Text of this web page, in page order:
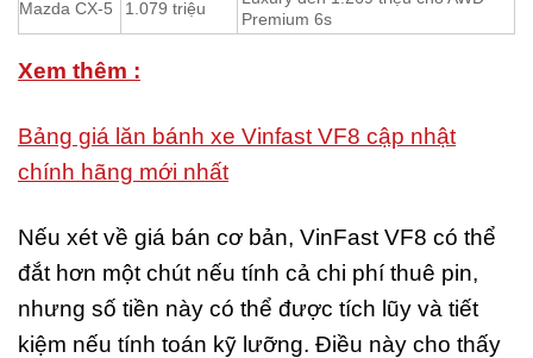
Mazda CX-5 1.079 triệu
Premium 6s
Xem thêm :
Bảng giá lăn bánh xe Vinfast VF8 cập nhật
chính hãng mới nhất
Nếu xét về giá bán cơ bản, VinFast VF8 có thể
đắt hơn một chút nếu tính cả chi phí thuê pin,
nhưng số tiền này có thể được tích lũy và tiết
kiệm nếu tính toán kỹ lưỡng. Điều này cho thấy